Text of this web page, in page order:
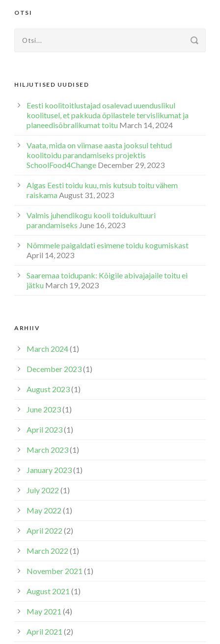
OTSI
HILJUTISED UUDISED
Eesti koolitoitlustajad osalevad uuenduslikul
koolitusel, et pakkuda õpilastele tervislikumat ja
planeedisõbralikumat toitu March 14, 2024
Vaata, mida on viimase aasta jooksul tehtud
koolitoidu parandamiseks projektis
SchoolFood4Change December 29, 2023
Algas Eesti toidu kuu, mis kutsub toitu vähem
raiskama August 31, 2023
Valmis juhendikogu kooli toidukultuuri
parandamiseks June 16, 2023
Nõmmele paigaldati esimene toidu kogumiskast
April 14, 2023
Saaremaa toidupank: Kõigile abivajajaile toitu ei
jätku March 19, 2023
ARHIIV
March 2024(1)
December 2023(1)
August 2023(1)
June 2023(1)
April 2023(1)
March 2023(1)
January 2023(1)
July 2022 (1)
May 2022 (1)
April 2022 (2)
March 2022 (1)
November 2021 (1)
August 2021 (1)
May 2021 (4)
April 2021 (2)